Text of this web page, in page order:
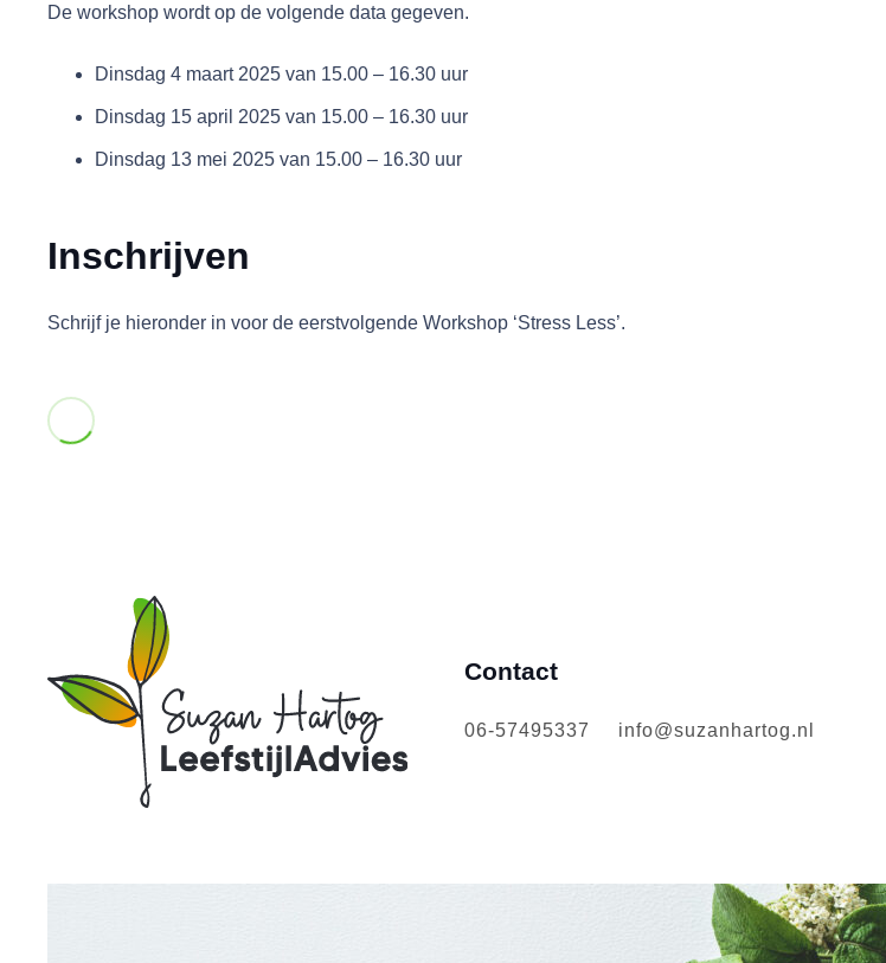
De workshop wordt op de volgende data gegeven.
Dinsdag 4 maart 2025 van 15.00 – 16.30 uur
Dinsdag 15 april 2025 van 15.00 – 16.30 uur
Dinsdag 13 mei 2025 van 15.00 – 16.30 uur
Inschrijven
Schrijf je hieronder in voor de eerstvolgende Workshop ‘Stress Less’.
Contact
06-57495337 info@suzanhartog.nl